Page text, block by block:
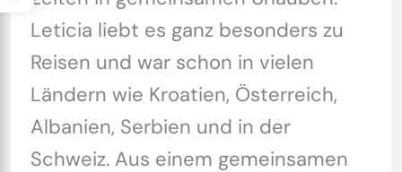
Leticia liebt es ganz besonders zu
Reisen und war schon in vielen
Ländern wie Kroatien, Österreich,
Albanien, Serbien und in der
Schweiz. Aus einem gemeinsamen